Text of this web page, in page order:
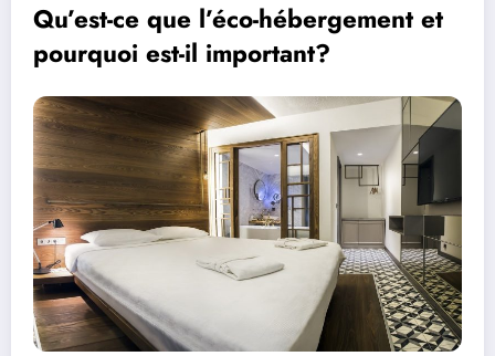
Qu’est-ce que l’éco-hébergement et
pourquoi est-il important?